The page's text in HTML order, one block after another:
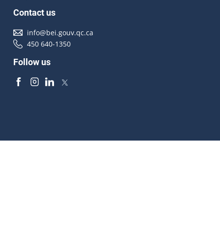
Contact us
info@bei.gouv.qc.ca
450 640-1350
Follow us